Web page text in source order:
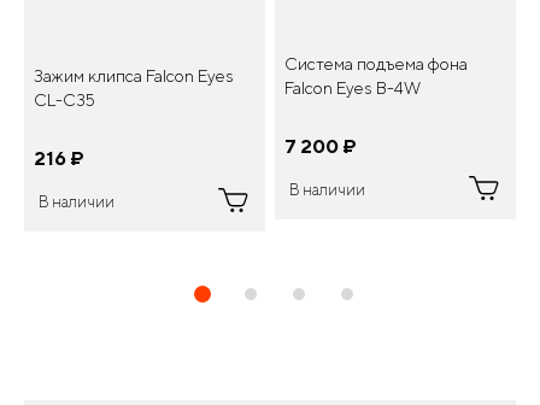
Зажим клипса Falcon Eyes
CL-C35
216 ¤
В наличии
Система подъема фона
Falcon Eyes B-4W
7 200 ¤
В наличии